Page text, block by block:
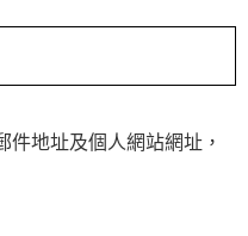
件地址及個人網站網址，